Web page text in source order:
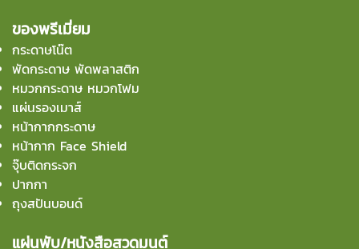
ของพรีเมี่ยม
กระดาษโน๊ต
พัดกระดาษ พัดพลาสติก
หมวกกระดาษ หมวกโฟม
แผ่นรองเมาส์
หน้ากากกระดาษ
หน้ากาก Face Shield
จุ๊บติดกระจก
ปากกา
ถุงสปันบอนด์
แผ่นพับ/หนังสือสวดมนต์